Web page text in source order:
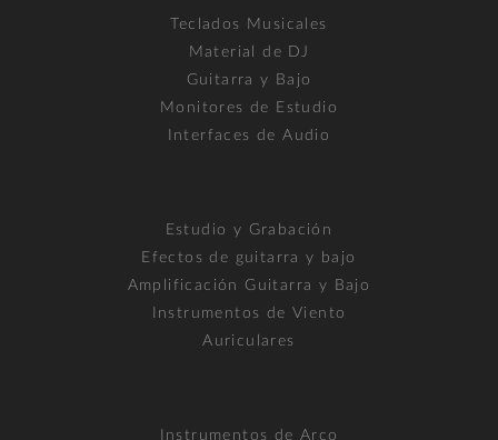
Teclados Musicales
Material de DJ
Guitarra y Bajo
Monitores de Estudio
Interfaces de Audio
Estudio y Grabación
Efectos de guitarra y bajo
Amplificación Guitarra y Bajo
Instrumentos de Viento
Auriculares
Instrumentos de Arco